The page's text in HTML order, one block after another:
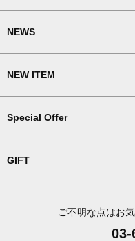
NEWS
NEW ITEM
Special Offer
GIFT
ご不明な点はお
03-